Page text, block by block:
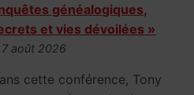
généalogiques,
et vies dévoilées »
7 août 2026
cette conférence, Tony